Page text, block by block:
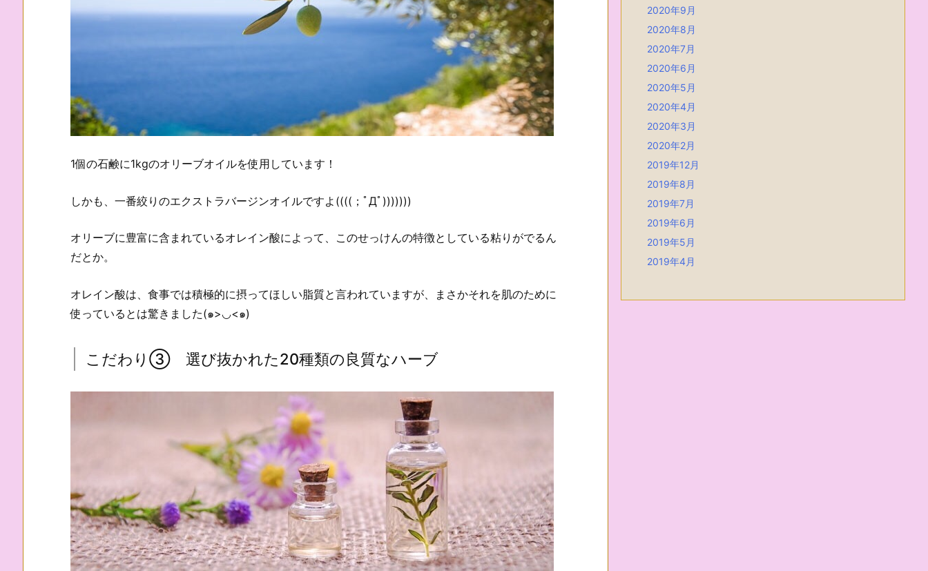
1個の石鹸に1kgのオリーブオイルを使用しています！
しかも、一番絞りのエクストラバージンオイルですよ((((；ﾟДﾟ)))))))
オリーブに豊富に含まれているオレイン酸によって、このせっけんの特徴としている粘りがでるん
だとか。
オレイン酸は、食事では積極的に摂ってほしい脂質と言われていますが、まさかそれを肌のために
使っているとは驚きました(๑>◡<๑)
こだわり③ 選び抜かれた20種類の良質なハーブ
2020年9月
2020年8月
2020年7月
2020年6月
2020年5月
2020年4月
2020年3月
2020年2月
2019年12月
2019年8月
2019年7月
2019年6月
2019年5月
2019年4月